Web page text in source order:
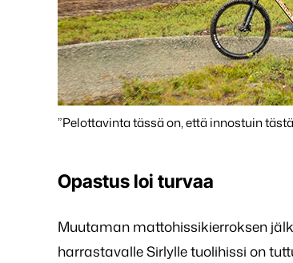
”Pelottavinta tässä on, että innostuin
Opastus loi turvaa
Muutaman mattohissikierroksen
harrastavalle Sirlylle tuolihissi on